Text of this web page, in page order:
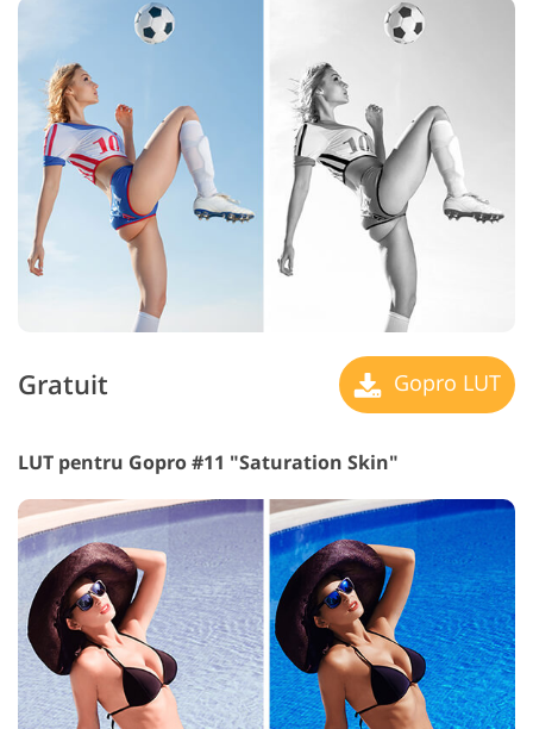
Gratuit Gopro LUT
LUT pentru Gopro #11 "Saturation Skin"